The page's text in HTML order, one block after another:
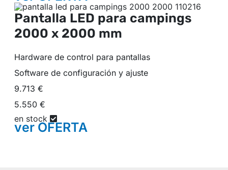
Pantalla LED para campings
2000 x 2000 mm
Hardware de control para pantallas
Software de configuración y ajuste
9.713 €
5.550 €
en stock
verOFERTA